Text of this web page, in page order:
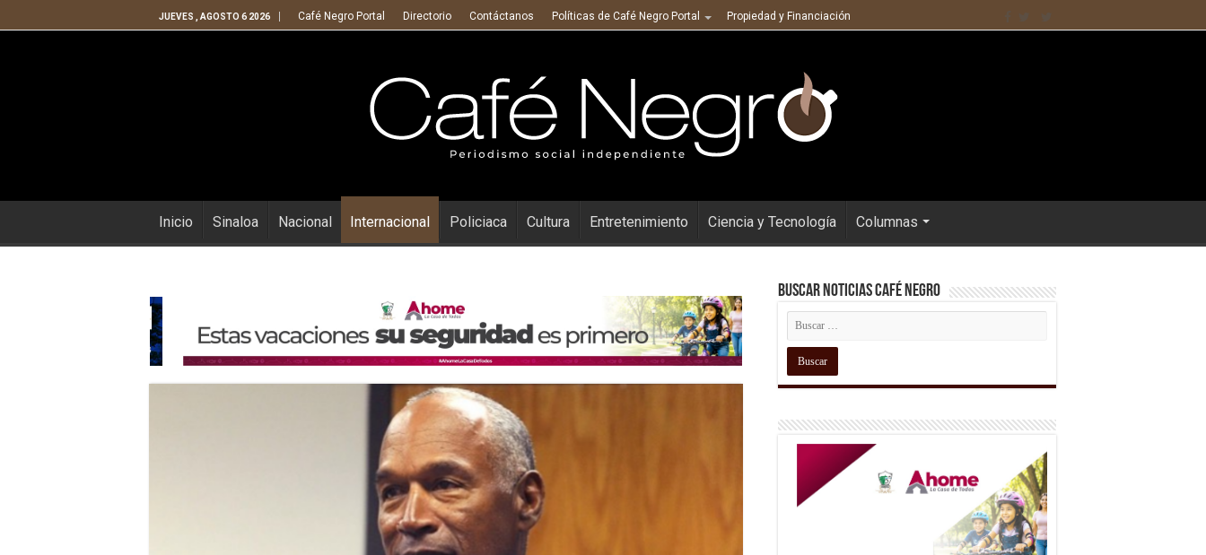
JUEVES , AGOSTO 6 2026 Café Negro Portal Directorio Contáctanos Políticas de Café Negro Portal Propiedad y Financiación
Inicio Sinaloa Nacional Internacional Policiaca Cultura Entretenimiento Ciencia y Tecnología Columnas
Buscar Noticias Café Negro